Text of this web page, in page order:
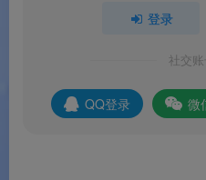
💰 版本说明
登录
社交
QQ登录 微